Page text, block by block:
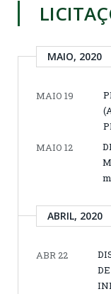
MAIO, 2020
MAIO 19
MAIO 12
ABRIL, 2020
ABR 22